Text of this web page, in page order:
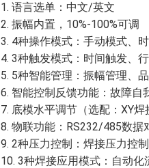
1. 语言选单：中文/英文
2. 振幅内置，10%-100%可调
3. 4种操作模式：手动模式、
4. 3种触发模式：时间触发、
5. 5种智能管理：振幅管理、
6. 智能控制反馈功能：故障
7. 底模水平调节（选配：XY焊
8. 物联功能：RS232/485数据
9. 2种压力控制：焊接压力控
10. 3种焊接应用模式：自动